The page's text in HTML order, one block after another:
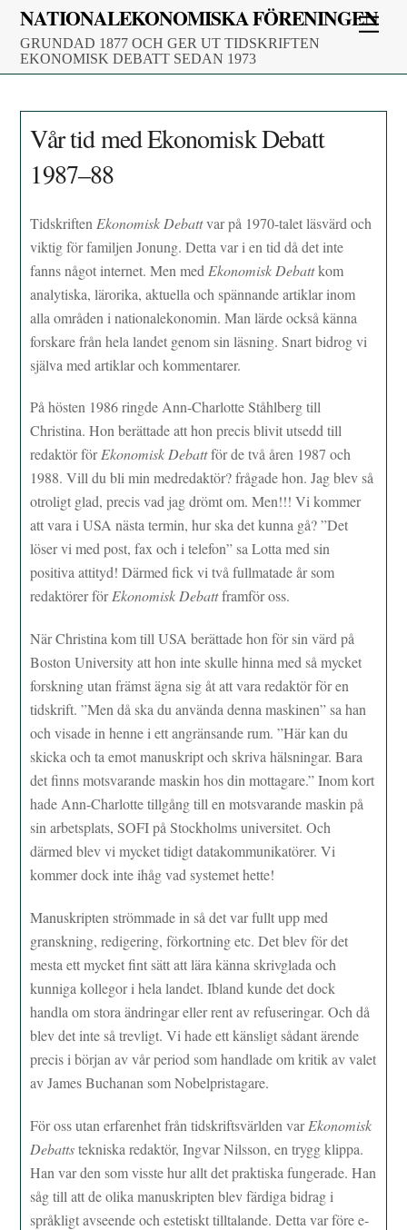
Skip
content
NATIONALEKONOMISKA FÖRENINGEN
GRUNDAD 1877 OCH GER UT TIDSKRIFTEN
EKONOMISK DEBATT SEDAN 1973
Vår tid med Ekonomisk Debatt
1987–88
Tidskriften Ekonomisk Debattvar på 1970-talet läsvärd och
viktig för familjen Jonung. Detta var i en tid då det inte
fanns något internet. Men med Ekonomisk Debattkom
analytiska, lärorika, aktuella och spännande artiklar inom
alla områden i nationalekonomin. Man lärde också känna
forskare från hela landet genom sin läsning. Snart bidrog vi
själva med artiklar och kommentarer.
På hösten 1986 ringde Ann-Charlotte Ståhlberg till
Christina. Hon berättade att hon precis blivit utsedd till
redaktör förEkonomisk Debattför de två åren 1987 och
1988. Vill du bli min medredaktör? frågade hon. Jag blev så
otroligt glad, precis vad jag drömt om. Men!!! Vi kommer
att vara i USA nästa termin, hur ska det kunna gå? ”Det
löser vi med post, fax och i telefon” sa Lotta med sin
positiva attityd! Därmed fick vi två fullmatade år som
redaktörer förEkonomisk Debattframför oss.
När Christina kom till USA berättade hon för sin värd på
Boston University att hon inte skulle hinna med så mycket
forskning utan främst ägna sig åt att vara redaktör för en
tidskrift. ”Men då ska du använda denna maskinen” sa han
och visade in henne i ett angränsande rum. ”Här kan du
skicka och ta emot manuskript och skriva hälsningar. Bara
det finns motsvarande maskin hos din mottagare.” Inom kort
hade Ann-Charlotte tillgång till en motsvarande maskin på
sin arbetsplats, SOFI på Stockholms universitet. Och
därmed blev vi mycket tidigt datakommunikatörer. Vi
kommer dock inte ihåg vad systemet hette!
Manuskripten strömmade in så det var fullt upp med
granskning, redigering, förkortning etc. Det blev för det
mesta ett mycket fint sätt att lära känna skrivglada och
kunniga kollegor i hela landet. Ibland kunde det dock
handla om stora ändringar eller rent av refuseringar. Och då
blev det inte så trevligt. Vi hade ett känsligt sådant ärende
precis i början av vår period som handlade om kritik av valet
av James Buchanan som Nobelpristagare.
För oss utan erfarenhet från tidskriftsvärlden varEkonomisk
Debattstekniska redaktör, Ingvar Nilsson, en trygg klippa.
Han var den som visste hur allt det praktiska fungerade. Han
såg till att de olika manuskripten blev färdiga bidrag i
språkligt avseende och estetiskt tilltalande. Detta var före e-